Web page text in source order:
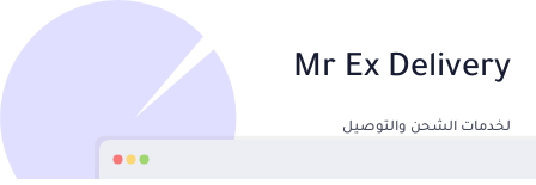
Mr Ex Delivery
لخدمات الشحن والتوصيل